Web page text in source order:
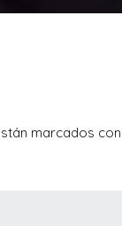
marcados